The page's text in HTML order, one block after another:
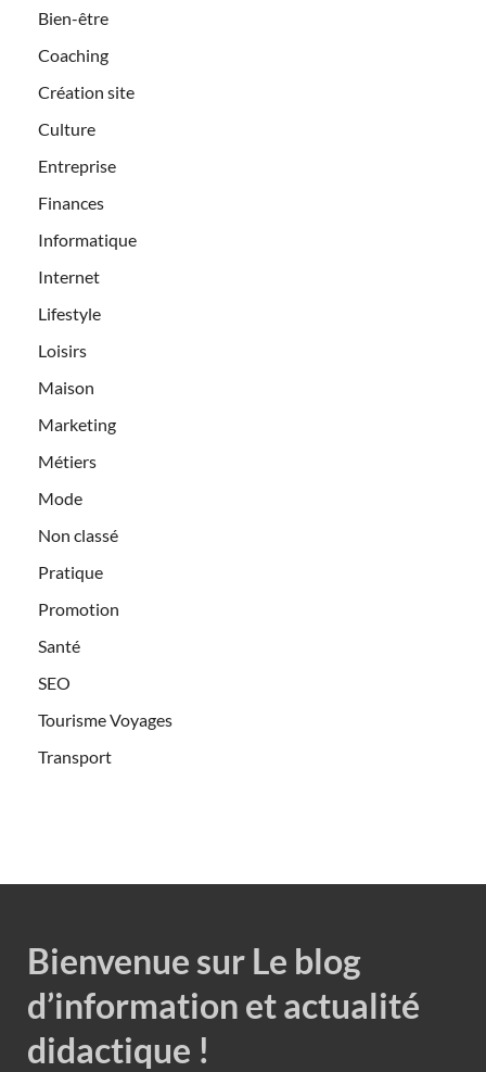
Bien-être
Coaching
Création site
Culture
Entreprise
Finances
Informatique
Internet
Lifestyle
Loisirs
Maison
Marketing
Métiers
Mode
Non classé
Pratique
Promotion
Santé
SEO
Tourisme Voyages
Transport
Bienvenue sur Le blog
d’information et actualité
didactique !